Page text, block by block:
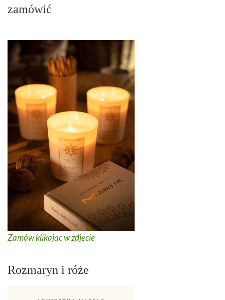
zamówić
Zamów klikając w zdjęcie
Rozmaryn i róże